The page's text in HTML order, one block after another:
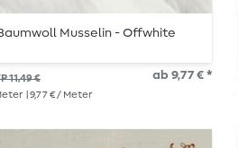
Musselin - Offwhite
11,49 € ab 9,77 € *
| 9,77 € / Meter